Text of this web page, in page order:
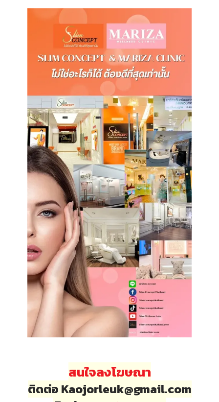
สนใจลงโฆษณา
ติดต่อ Kaojorleuk@gmail.com